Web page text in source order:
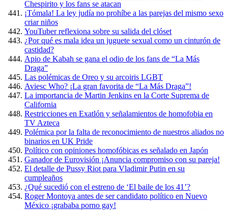
Chespirito y los fans se atacan
¡Tómala! La ley judía no prohíbe a las parejas del mismo sexo
criar niños
YouTuber reflexiona sobre su salida del clóset
¿Por qué es mala idea un juguete sexual como un cinturón de
castidad?
Apio de Kabah se gana el odio de los fans de “La Más
Draga”
Las polémicas de Oreo y su arcoiris LGBT
Aviesc Who? ¡La gran favorita de “La Más Draga”!
La importancia de Martin Jenkins en la Corte Suprema de
California
Restricciones en Exatlón y señalamientos de homofobia en
TV Azteca
Polémica por la falta de reconocimiento de nuestros aliados no
binarios en UK Pride
Político con opiniones homofóbicas es señalado en Japón
Ganador de Eurovisión ¡Anuncia compromiso con su pareja!
El detalle de Pussy Riot para Vladimir Putin en su
cumpleaños
¿Qué sucedió con el estreno de ‘El baile de los 41’?
Roger Montoya antes de ser candidato político en Nuevo
México ¡grababa porno gay!